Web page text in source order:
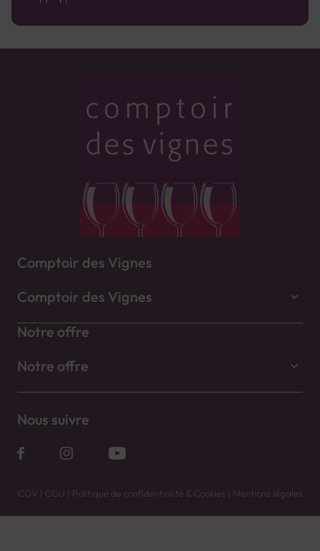
Comptoir des Vignes
Comptoir des Vignes
Notre offre
Notre offre
Nous suivre
CGV | CGU | Politique de confidentialité & Cookies | Mentions légales